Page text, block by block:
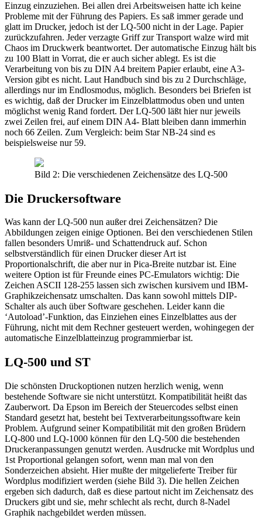
Einzug einzuziehen. Bei allen drei Arbeitsweisen hatte ich keine
Probleme mit der Führung des Papiers. Es saß immer gerade und
glatt im Drucker, jedoch ist der LQ-500 nicht in der Lage. Papier
zurückzufahren. Jeder verzagte Griff zur Transport walze wird mit
Chaos im Druckwerk beantwortet. Der automatische Einzug hält bis
zu 100 Blatt in Vorrat, die er auch sicher ablegt. Es ist die
Verarbeitung von bis zu DIN A4 breitem Papier erlaubt, eine A3-
Version gibt es nicht. Laut Handbuch sind bis zu 2 Durchschläge,
allerdings nur im Endlosmodus, möglich. Besonders bei Briefen ist
es wichtig, daß der Drucker im Einzelblattmodus oben und unten
möglichst wenig Rand fordert. Der LQ-500 läßt hier nur jeweils
zwei Zeilen frei, auf einem DIN A4- Blatt bleiben dann immerhin
noch 66 Zeilen. Zum Vergleich: beim Star NB-24 sind es
beispielsweise nur 59.
Bild 2: Die verschiedenen Zeichensätze des LQ-500
Die Druckersoftware
Was kann der LQ-500 nun außer drei Zeichensätzen? Die
Abbildungen zeigen einige Optionen. Bei den verschiedenen Stilen
fallen besonders Umriß- und Schattendruck auf. Schon
selbstverständlich für einen Drucker dieser Art ist
Proportionalschrift, die aber nur in Pica-Breite nutzbar ist. Eine
weitere Option ist für Freunde eines PC-Emulators wichtig: Die
Zeichen ASCII 128-255 lassen sich zwischen kursivem und IBM-
Graphikzeichensatz umschalten. Das kann sowohl mittels DIP-
Schalter als auch über Software geschehen. Leider kann die
‘Autoload’-Funktion, das Einziehen eines Einzelblattes aus der
Führung, nicht mit dem Rechner gesteuert werden, wohingegen der
automatische Einzelblatteinzug programmierbar ist.
LQ-500 und ST
Die schönsten Druckoptionen nutzen herzlich wenig, wenn
bestehende Software sie nicht unterstützt. Kompatibilität heißt das
Zauberwort. Da Epson im Bereich der Steuercodes selbst einen
Standard gesetzt hat, besteht bei Textverarbeitungssoftware kein
Problem. Aufgrund seiner Kompatibilität mit den großen Brüdern
LQ-800 und LQ-1000 können für den LQ-500 die bestehenden
Druckeranpassungen genutzt werden. Ausdrucke mit Wordplus und
1st Proportional gelangen sofort, wenn man mal von den
Sonderzeichen absieht. Hier mußte der mitgelieferte Treiber für
Wordplus modifiziert werden (siehe Bild 3). Die hellen Zeichen
ergeben sich dadurch, daß es diese partout nicht im Zeichensatz des
Druckers gibt und sie, mehr schlecht als recht, durch 8-Nadel
Graphik nachgebildet werden müssen.